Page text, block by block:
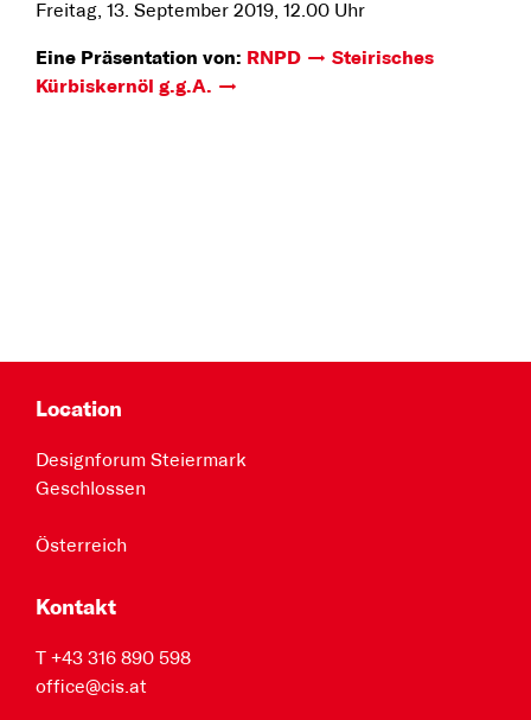
Freitag, 13. September 2019, 12.00 Uhr
Eine Präsentation von: RNPD
Steirisches
Kürbiskernöl g.g.A.
Location
Designforum Steiermark
Geschlossen
Österreich
Kontakt
T +43 316 890 598
office@cis.at